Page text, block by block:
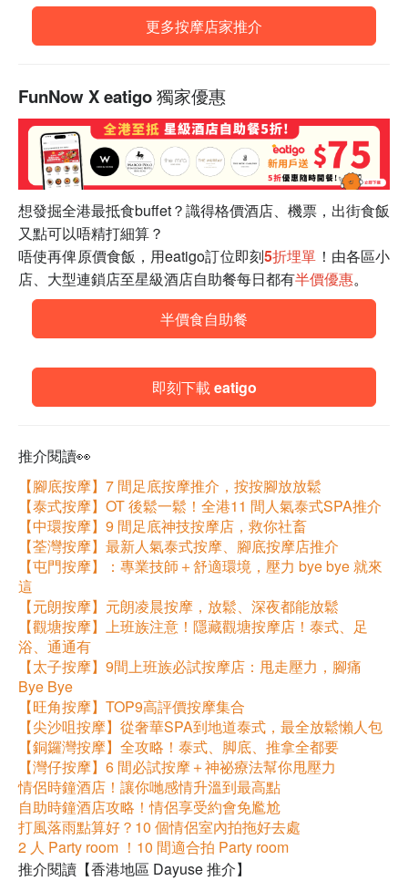
更多按摩店家推介
FunNow X eatigo 獨家優惠
想發掘全港最抵食buffet？識得格價酒店、機票，出街食飯
又點可以唔精打細算？
唔使再俾原價食飯，用eatigo訂位即刻5折埋單 ！由各區小
店、大型連鎖店至星級酒店自助餐每日都有半價優惠。
半價食自助餐
即刻下載 eatigo
推介閱讀👀
【腳底按摩】7 間足底按摩推介，按按腳放放鬆
【泰式按摩】OT 後鬆一鬆！全港11 間人氣泰式SPA推介
【中環按摩】9 間足底神技按摩店，救你社畜
【荃灣按摩】最新人氣泰式按摩、腳底按摩店推介
【屯門按摩】：專業技師＋舒適環境，壓力 bye bye 就來
這
【元朗按摩】元朗凌晨按摩，放鬆、深夜都能放鬆
【觀塘按摩】上班族注意！隱藏觀塘按摩店！泰式、足
浴、通通有
【太子按摩】9間上班族必試按摩店：甩走壓力，腳痛
Bye Bye
【旺角按摩】TOP9高評價按摩集合
【尖沙咀按摩】從奢華SPA到地道泰式，最全放鬆懶人包
【銅鑼灣按摩】全攻略！泰式、脚底、推拿全都要
【灣仔按摩】6 間必試按摩＋神祕療法幫你甩壓力
情侶時鐘酒店！讓你哋感情升溫到最高點
自助時鐘酒店攻略！情侶享受約會免尷尬
打風落雨點算好？10 個情侶室內拍拖好去處
2 人 Party room ！10 間適合拍 Party room
推介閱讀【香港地區 Dayuse 推介】